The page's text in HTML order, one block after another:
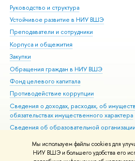
Мы используем файлы cookies для
НИУ ВШЭ и большего удобства его
Руководство и структура
Устойчивое развитие в НИУ ВШЭ
Преподаватели и сотрудники
Корпуса и общежития
Закупки
Обращения граждан в НИУ ВШЭ
Фонд целевого капитала
Противодействие коррупции
Сведения о доходах, расходах, об
обязательствах имущественного характера
Сведения об образовательной организации
Людям с ограниченными возможностями
Единая платежная страница